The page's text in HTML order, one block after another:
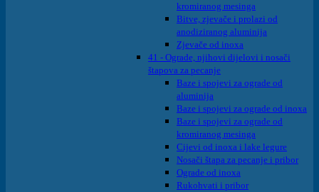
kromiranog mesinga
Bitve, zjevače i prolazi od
anodiziranog aluminija
Zjevače od inoxa
41 - Ograde, njihovi dijelovi i nosači
štapova za pecanje
Baze i spojevi za ograde od
aluminija
Baze i spojevi za ograde od inoxa
Baze i spojevi za ograde od
kromiranog mesinga
Cijevi od inoxa i lake legure
Nosači štapa za pecanje i pribor
Ograde od inoxa
Rukohvati i pribor